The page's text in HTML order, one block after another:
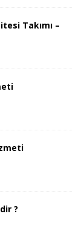
Takımı –
?